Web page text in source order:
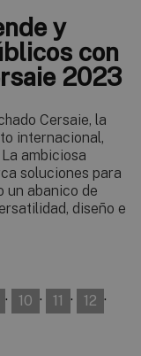
y
con
2023
Cersaie, la
internacional,
ambiciosa
soluciones para
un abanico de
diseño e
· 10 · 11 · 12 ·